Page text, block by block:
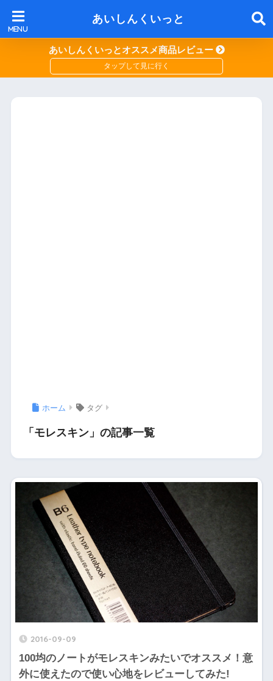
あいしんくいっと
あいしんくいっとオススメ商品レビュー
ホーム タグ
「モレスキン」の記事一覧
2016-09-09
100均のノートがモレスキンみたいでオススメ！意
外に使えたので使い心地をレビューしてみた!